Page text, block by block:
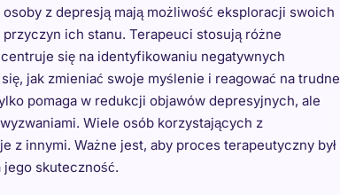
z depresją mają możliwość eksploracji swoich
ich stanu. Terapeuci stosują różne
się na identyfikowaniu negatywnych
jak zmieniać swoje myślenie i reagować na trudne
pomaga w redukcji objawów depresyjnych, ale
Wiele osób korzystających z
z innymi. Ważne jest, aby proces terapeutyczny był
skuteczność.